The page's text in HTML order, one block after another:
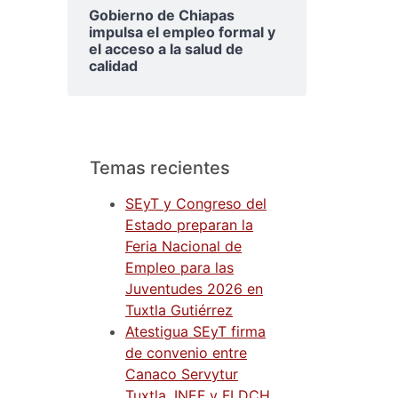
Gobierno de Chiapas
impulsa el empleo formal y
el acceso a la salud de
calidad
Temas recientes
SEyT y Congreso del
Estado preparan la
Feria Nacional de
Empleo para las
Juventudes 2026 en
Tuxtla Gutiérrez
Atestigua SEyT firma
de convenio entre
Canaco Servytur